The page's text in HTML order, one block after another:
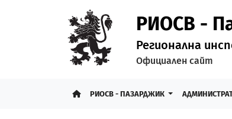
РИОСВ -
Регионална
Официален сайт
РИОСВ - ПАЗАРДЖИК